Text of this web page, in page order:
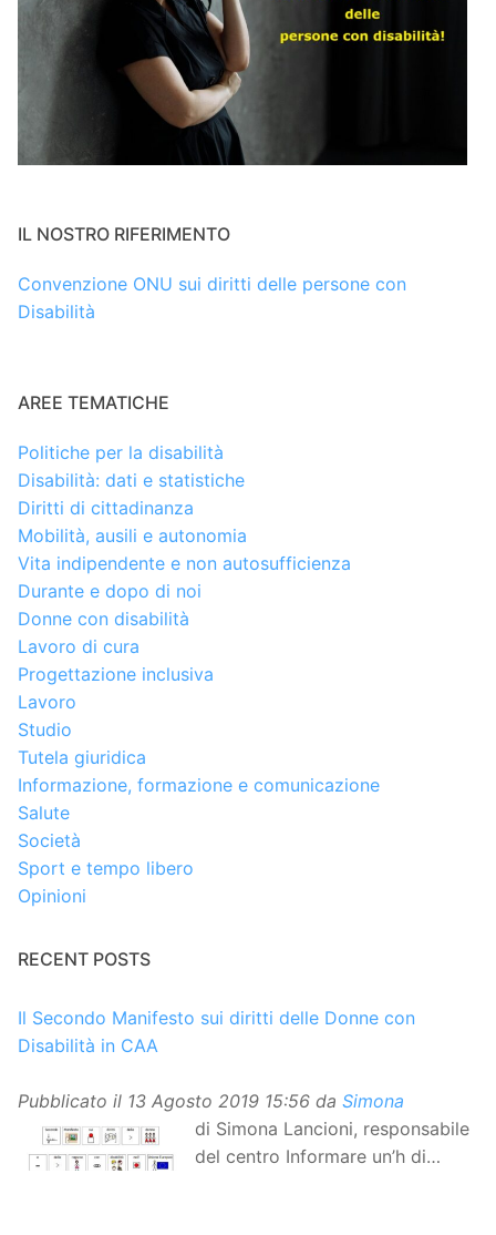
IL NOSTRO RIFERIMENTO
Convenzione ONU sui diritti delle persone con
Disabilità
AREE TEMATICHE
Politiche per la disabilità
Disabilità: dati e statistiche
Diritti di cittadinanza
Mobilità, ausili e autonomia
Vita indipendente e non autosufficienza
Durante e dopo di noi
Donne con disabilità
Lavoro di cura
Progettazione inclusiva
Lavoro
Studio
Tutela giuridica
Informazione, formazione e comunicazione
Salute
Società
Sport e tempo libero
Opinioni
RECENT POSTS
Il Secondo Manifesto sui diritti delle Donne con
Disabilità in CAA
Pubblicato il 13 Agosto 2019 15:56 da Simona
di Simona Lancioni, responsabile
del centro Informare un’h di